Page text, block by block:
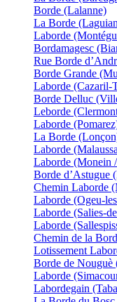
Borde (Lalanne)
La Borde
Laborde
Bordamagesc
Rue Borde
Borde Grande
Laborde (Cazaril-
Borde Delluc
Leborde
Laborde
La Borde
Laborde
Laborde (Monein
Borde d’Astugue
Chemin Laborde
Laborde (Ogeu-
Laborde (Salies-
Laborde
Chemin de la
Lotissement
Borde de Nouguè
Laborde
Labordegain